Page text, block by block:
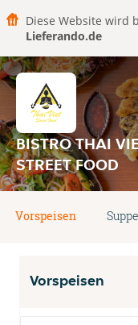
Diese Website wird
Lieferando.de
BISTRO THAI
STREET FOOD
Vorspeisen
Vorspeisen